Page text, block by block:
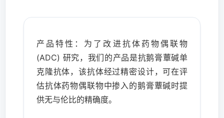
产品特性：为了改进抗体药物偶联物
(ADC) 研究，我们的产品是抗鹅膏蕈碱单
克隆抗体，该抗体经过精密设计，可在评
估抗体药物偶联物中掺入的鹅膏蕈碱时提
供无与伦比的精确度。